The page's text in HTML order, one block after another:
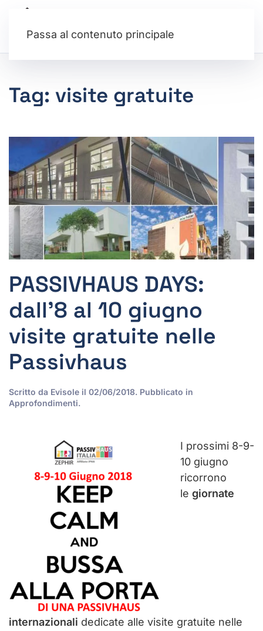
Passa al contenuto principale
Tag: visite gratuite
PASSIVHAUS DAYS:
dall’8 al 10 giugno
visite gratuite nelle
Passivhaus
Scritto da Evisole il 02/06/2018. Pubblicato in
Approfondimenti.
I prossimi 8-9-
10 giugno
ricorrono
le giornate
internazionali dedicate alle visite gratuite nelle